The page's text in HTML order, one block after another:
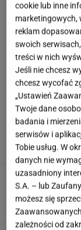
cookie lub inne
marketingowych,
reklam
swoich
treści w nich
Jeśli nie chcesz
chcesz wycofać
„Ustawień
Twoje dane
badania i
serwisów i
Tobie usług. W
danych nie
uzasadniony
S.A. – lub
możesz się
zależności od